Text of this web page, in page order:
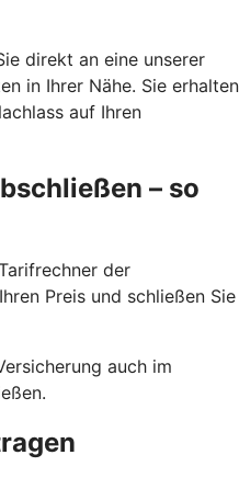
direkt an eine unserer
in Ihrer Nähe. Sie erhalten
auf Ihren
– so
der
Preis und schließen Sie
auch im